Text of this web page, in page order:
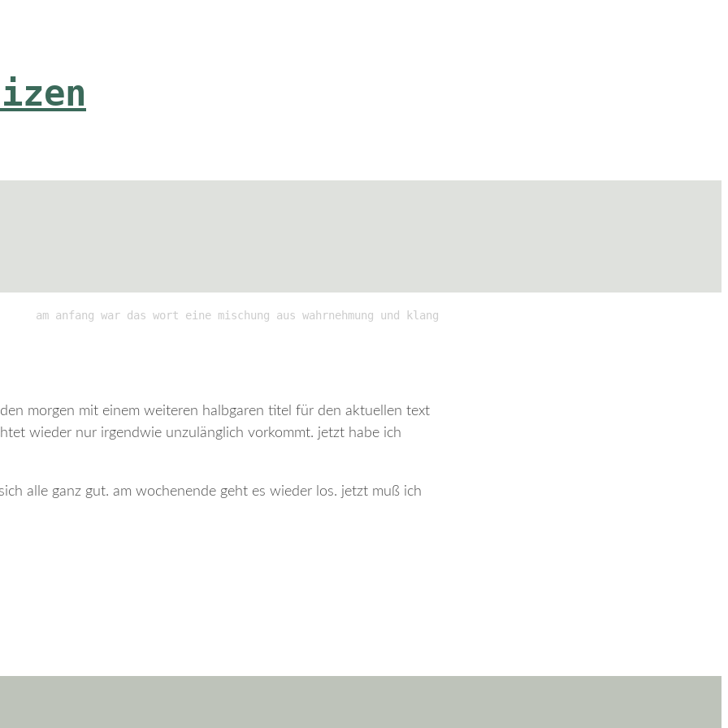
am anfang war das wort eine mischung aus wahrnehmung und klang
morgen mit einem weiteren halbgaren titel für den aktuellen text
wieder nur irgendwie unzulänglich vorkommt. jetzt habe ich
alle ganz gut. am wochenende geht es wieder los. jetzt muß ich